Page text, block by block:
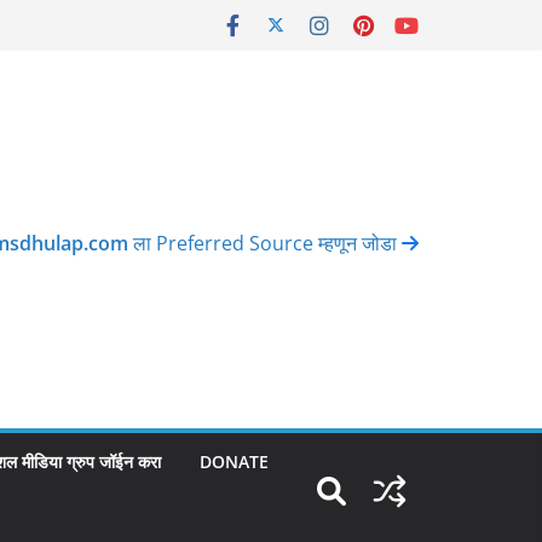
ला Preferred Source म्हणून जोडा
मीडिया ग्रुप जॉईन करा DONATE